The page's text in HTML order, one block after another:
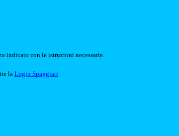
indicato con le istruzioni necessarie.
la Login Spaggiari